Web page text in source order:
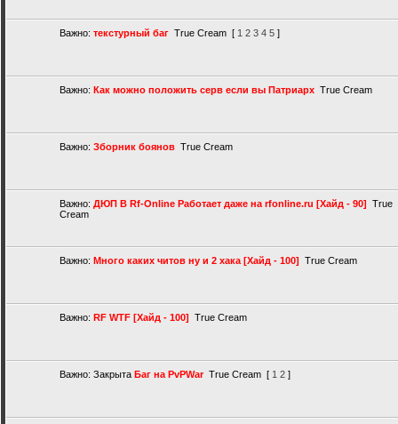
Важно: текстурный баг True Cream [ 1 2 3 4 5 ]
Важно: Как можно положить серв если вы Патриарх True Cream
Важно: Зборник боянов True Cream
Важно: ДЮП В Rf-Online Работает даже на rfonline.ru [Хайд - 90] True
Cream
Важно: Много каких читов ну и 2 хака [Хайд - 100] True Cream
Важно: RF WTF [Хайд - 100] True Cream
Важно: Закрыта Баг на PvPWar True Cream [ 1 2 ]